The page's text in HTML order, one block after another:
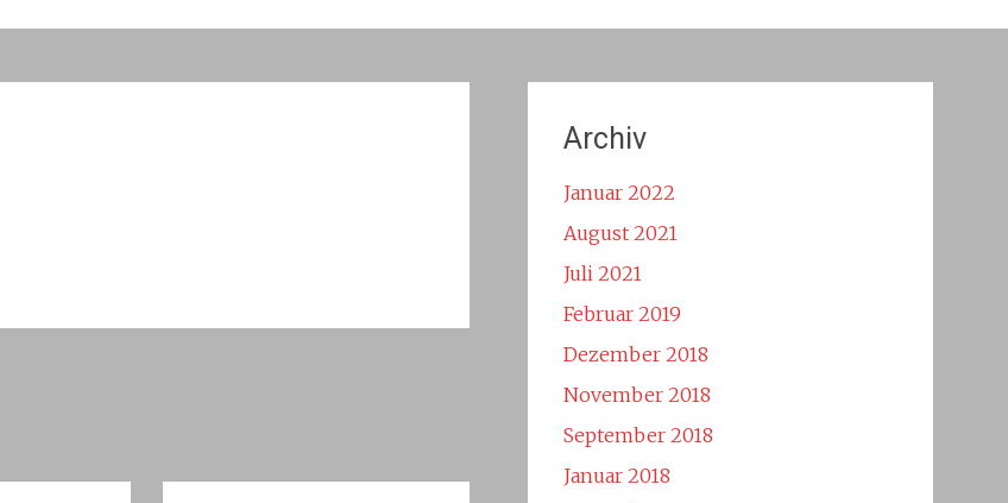
Archiv
Januar 2022
August 2021
Juli 2021
Februar 2019
Dezember 2018
November 2018
September 2018
Januar 2018